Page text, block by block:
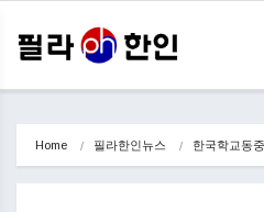
Home 필라한인뉴스 한국학교동